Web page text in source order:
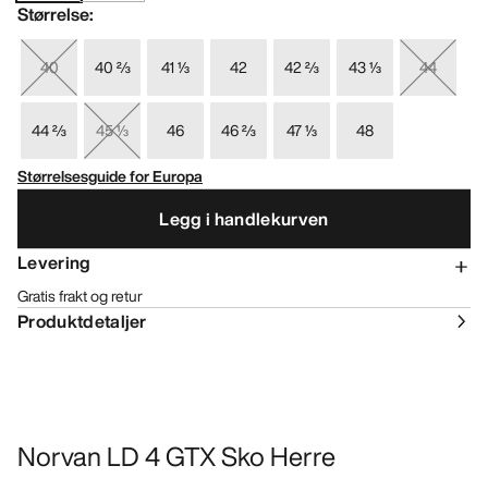
Størrelse:
40 40 ⅔ 41 ⅓ 42 42 ⅔ 43 ⅓ 44
44 ⅔ 45 ⅓ 46 46 ⅔ 47 ⅓
48
Størrelsesguide for Europa
Legg i handlekurven
Levering
Gratis frakt og retur
Produktdetaljer
Norvan LD 4 GTX Sko Herre